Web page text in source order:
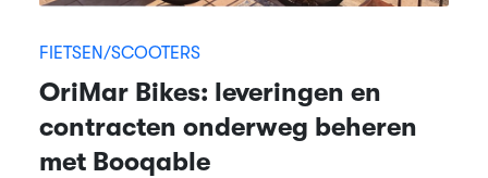
FIETSEN/SCOOTERS
OriMar Bikes: leveringen en
contracten onderweg beheren
met Booqable